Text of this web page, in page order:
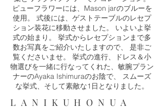
ピューフラワーには、Mason jarのブルーを
使用。 式後には、ゲストテーブルのレセプ
ション装花に移動させました。 いよいよ挙
式の始まり。 挙式からレセプションまで多
数お写真をご紹介いたしますので、 是非ご
覧くださいませ。 挙式の進行、ドレス＆小
物選びを一緒に行なってくれた、敏腕プラン
ナーのAyaka Ishimuraのお陰で、 スムーズ
な挙式、そして素敵な1日となりました。
LANIKUHONUA